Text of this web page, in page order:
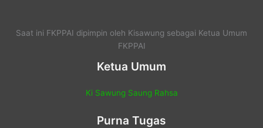
Saat ini FKPPAI dipimpin oleh Kisawung sebagai Ketua Umum
FKPPAI
Ketua Umum
Ki Sawung Saung Rahsa
Purna Tugas